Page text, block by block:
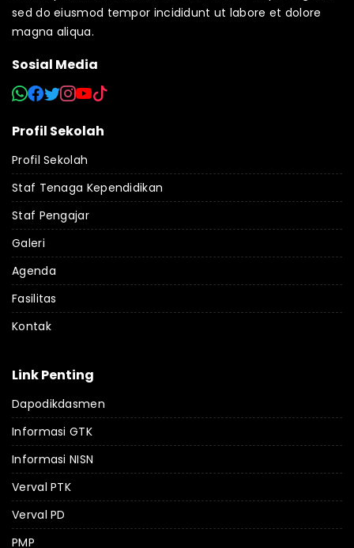
sed do eiusmod tempor incididunt ut labore et dolore
magna aliqua.
Sosial Media
Profil Sekolah
Profil Sekolah
Staf Tenaga Kependidikan
Staf Pengajar
Galeri
Agenda
Fasilitas
Kontak
Link Penting
Dapodikdasmen
Informasi GTK
Informasi NISN
Verval PTK
Verval PD
PMP